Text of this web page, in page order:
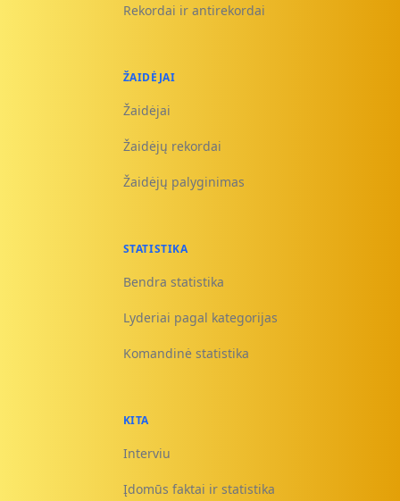
Rekordai ir antirekordai
ŽAIDĖJAI
Žaidėjai
Žaidėjų rekordai
Žaidėjų palyginimas
STATISTIKA
Bendra statistika
Lyderiai pagal kategorijas
Komandinė statistika
KITA
Interviu
Įdomūs faktai ir statistika